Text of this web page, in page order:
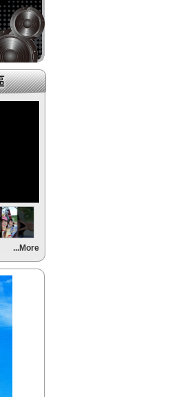
行】
-童童
行】
...More